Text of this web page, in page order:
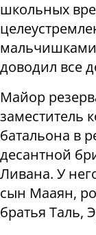
школьных
доводил все
Майор
заместитель
батальона в
десантной
Ливана. У
сын Мааян,
братья Таль,